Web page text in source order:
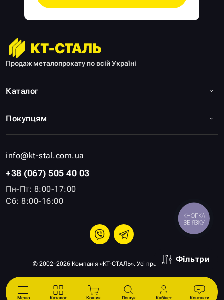
Фільтри
Продаж металопрокату по всій Україні
info@kt-stal.com.ua
+38 (067) 505 40 03
Пн-Пт: 8:00-17:00
Сб: 8:00-16:00
Каталог
Покупцям
© 2002–2026 Компанія «КТ-СТАЛЬ». Усі права захищені.
Меню Каталог Кошик Пошук Кабінет Контакти
КНОПКА
ЗВ'ЯЗКУ